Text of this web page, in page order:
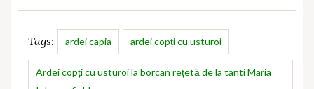
Tags: ardei capia ardei copți cu usturoi
Ardei copți cu usturoi la borcan rețetă de la tanti Maria